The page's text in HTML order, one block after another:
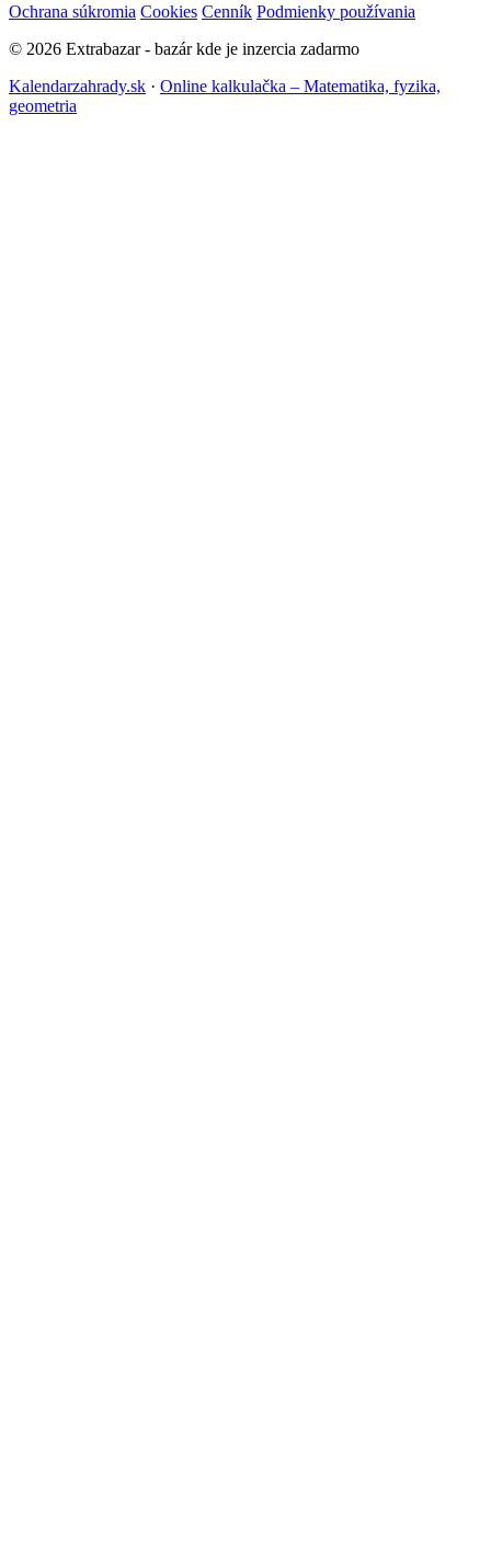
Ochrana súkromia Cookies Cenník Podmienky používania
© 2026 Extrabazar - bazár kde je inzercia zadarmo
Kalendarzahrady.sk · Online kalkulačka – Matematika, fyzika,
geometria